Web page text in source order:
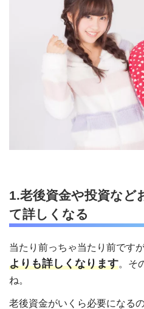
1.老後資金や投資など
て詳しくなる
当たり前っちゃ当たり前ですが
よりも詳しくなります。そ
ね。
老後資金がいくら必要になる